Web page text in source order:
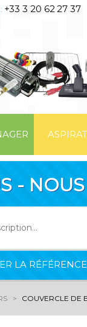
+33 3 20 62 27 37
-
LA
COUVERCLE DE